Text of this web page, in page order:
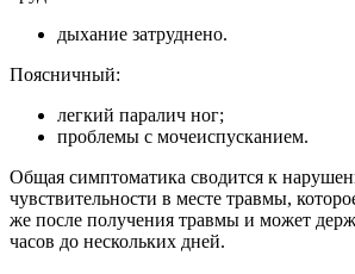
дыхание затруднено.
Поясничный:
легкий паралич ног;
проблемы с мочеиспусканием.
Общая симптоматика сводится к
чувствительности в месте травмы,
же после получения травмы и может
часов до нескольких дней.